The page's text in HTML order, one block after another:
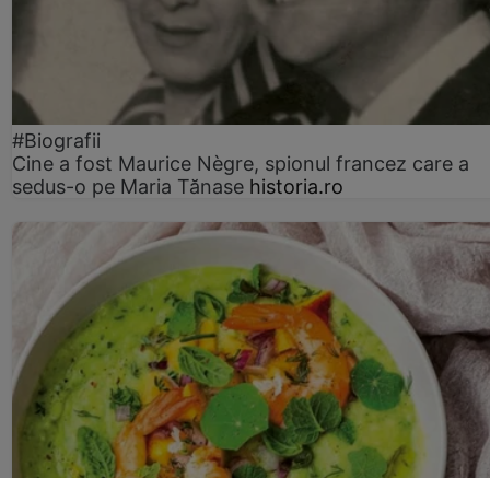
#Biografii
Cine a fost Maurice Nègre, spionul francez care a
sedus-o pe Maria Tănase historia.ro